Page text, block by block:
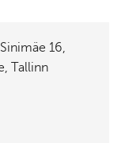
16,
Tallinn